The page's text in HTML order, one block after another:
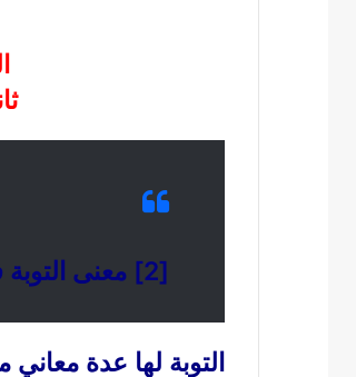
[2] معنى التوبة في الكتاب المقدس
التوبة لها عدة معاني